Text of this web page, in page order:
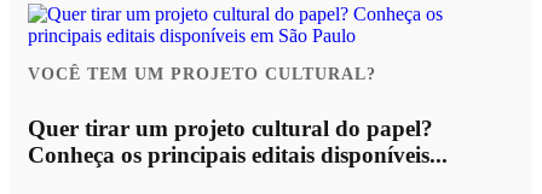
VOCÊ TEM UM PROJETO CULTURAL?
Quer tirar um projeto cultural do papel?
Conheça os principais editais disponíveis...